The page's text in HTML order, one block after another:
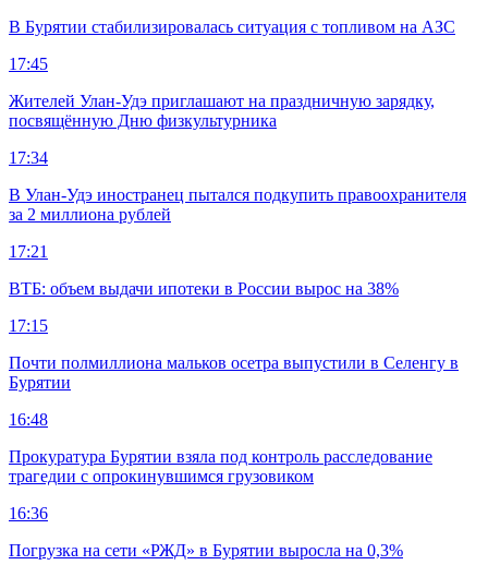
В Бурятии стабилизировалась ситуация с топливом на АЗС
17:45
Жителей Улан-Удэ приглашают на праздничную зарядку,
посвящённую Дню физкультурника
17:34
В Улан-Удэ иностранец пытался подкупить правоохранителя
за 2 миллиона рублей
17:21
ВТБ: объем выдачи ипотеки в России вырос на 38%
17:15
Почти полмиллиона мальков осетра выпустили в Селенгу в
Бурятии
16:48
Прокуратура Бурятии взяла под контроль расследование
трагедии с опрокинувшимся грузовиком
16:36
Погрузка на сети «РЖД» в Бурятии выросла на 0,3%